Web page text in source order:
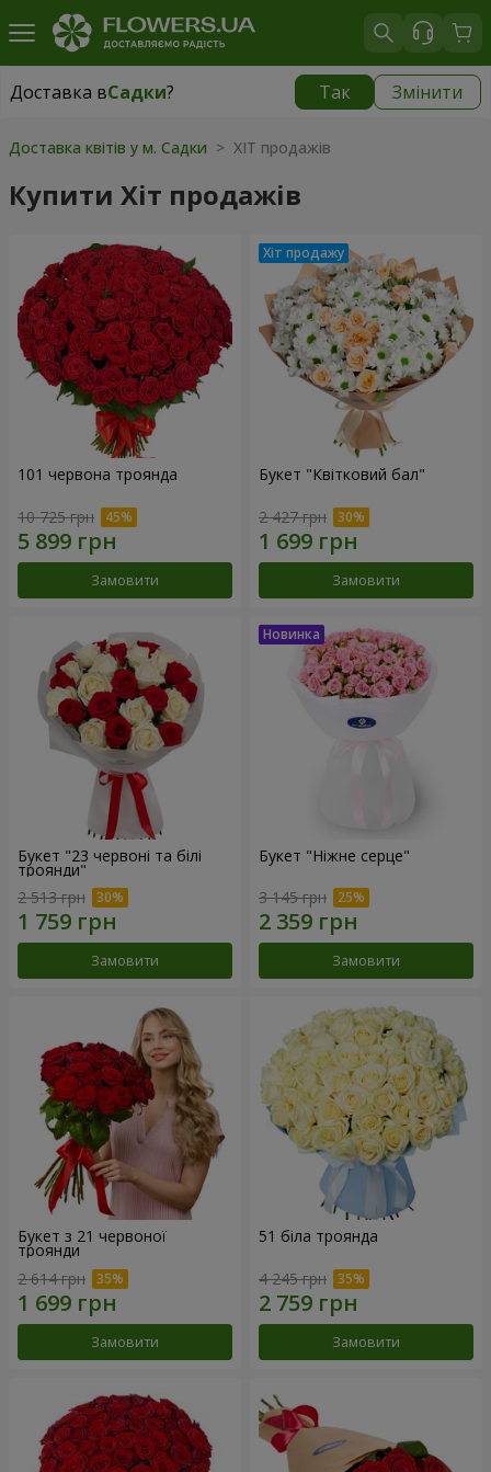
Доставка вСадки? Так Змінити
Доставка вСадки|
Доставка квітів у м. Садки > ХІТ продажів
Купити Хіт продажів
101 червона троянда
10 725 грн
Замовити
Букет "Квітковий бал"
2 427 грн
Замовити
Букет "23 червоні та білі
троянди"
2 513 грн
Замовити
Букет "Ніжне серце"
3 145 грн
Замовити
Букет з 21 червоної
троянди
2 614 грн
Замовити
51 біла троянда
4 245 грн
Замовити